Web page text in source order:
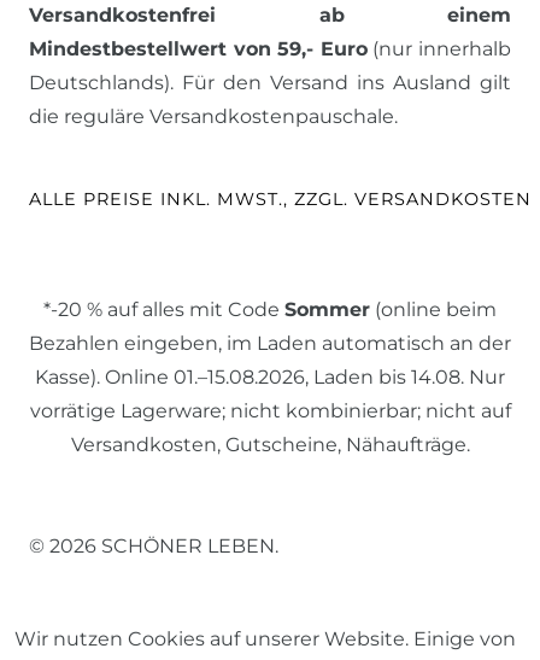
Versandkostenfrei ab einem
Mindestbestellwert von 59,- Euro(nur innerhalb
Deutschlands). Für den Versand ins Ausland gilt
die reguläre Versandkostenpauschale.
ALLE PREISE INKL. MWST., ZZGL. VERSANDKOSTEN
*-20 % auf alles mit Code Sommer (online beim
Bezahlen eingeben, im Laden automatisch an der
Kasse). Online 01.–15.08.2026, Laden bis 14.08. Nur
vorrätige Lagerware; nicht kombinierbar; nicht auf
Versandkosten, Gutscheine, Nähaufträge.
© 2026 SCHÖNER LEBEN.
Wir nutzen Cookies auf unserer Website. Einige von